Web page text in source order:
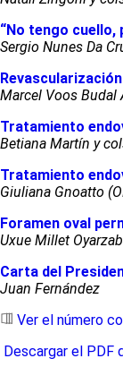
“No tengo
Sergio Nunes Da
Marcel Voos Budal
Tratamiento
Betiana Martín y
Tratamiento
Giuliana Gnoatto
Foramen oval
Uxue Millet
Carta del
Juan Fernández
Ver el número
Descargar el PDF